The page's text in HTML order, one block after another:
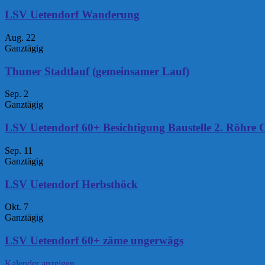
LSV Uetendorf Wanderung
Aug. 22
Ganztägig
Thuner Stadtlauf (gemeinsamer Lauf)
Sep. 2
Ganztägig
LSV Uetendorf 60+ Besichtigung Baustelle 2. Röhre
Sep. 11
Ganztägig
LSV Uetendorf Herbsthöck
Okt. 7
Ganztägig
LSV Uetendorf 60+ zäme ungerwägs